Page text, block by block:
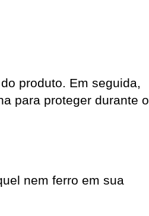
produto. Em seguida,
para proteger durante o
nem ferro em sua